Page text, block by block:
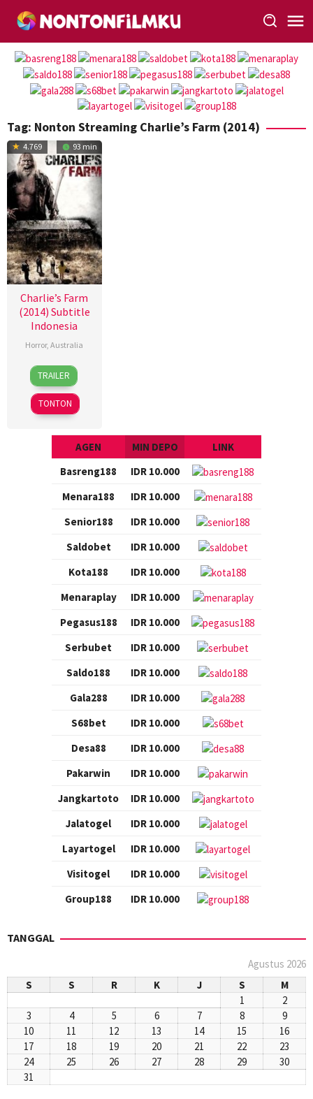
Tag: Nonton Streaming Charlie’s Farm (2014)
4.769 93 min
Charlie’s Farm
(2014) Subtitle
Indonesia
Horror,Australia
4
Dec
2014
Chris
Sun
TRAILER
TONTON
AGEN MIN DEPO
LINK
Basreng188
IDR 10.000
Menara188
IDR 10.000
Senior188
IDR 10.000
Saldobet
IDR 10.000
Kota188
IDR 10.000
Menaraplay
IDR 10.000
Pegasus188
IDR 10.000
Serbubet
IDR 10.000
Saldo188
IDR 10.000
Gala288
IDR 10.000
S68bet
IDR 10.000
Desa88
IDR 10.000
Pakarwin
IDR 10.000
Jangkartoto
IDR 10.000
Jalatogel
IDR 10.000
Layartogel
IDR 10.000
Visitogel
IDR 10.000
Group188
IDR 10.000
TANGGAL
Agustus 2026
S
S R K J S
M
1
2
3
4 5 6 7 8
9
10
11 12 13 14 15
16
17
18 19 20 21 22
23
24
25 26 27 28 29
30
31